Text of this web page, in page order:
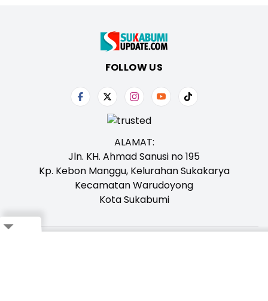
FOLLOW US
ALAMAT:
Jln. KH. Ahmad Sanusi no 195
Kp. Kebon Manggu, Kelurahan Sukakarya
Kecamatan Warudoyong
Kota Sukabumi